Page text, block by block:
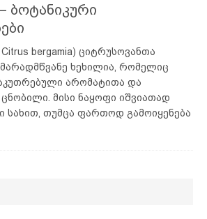
ბოტანიკური
bergamia) ციტრუსოვანთა
მარადმწვანე ხეხილია, რომელიც
არომატითა და
მისი ნაყოფი იშვიათად
სახით, თუმცა ფართოდ გამოიყენება